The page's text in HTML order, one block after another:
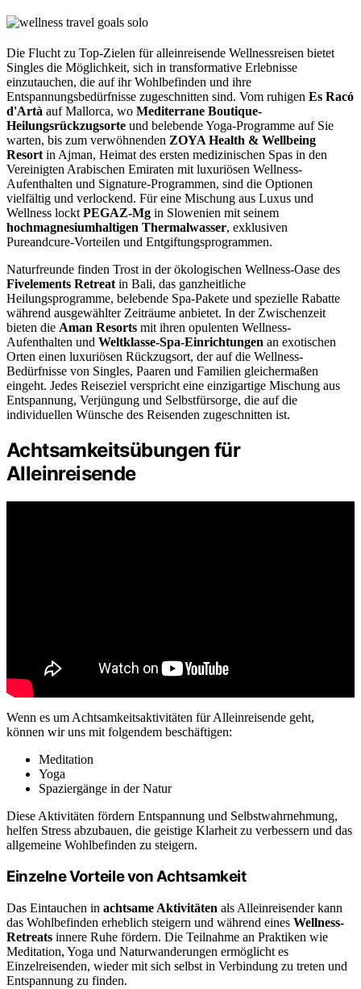
Die Flucht zu Top-Zielen für alleinreisende Wellnessreisen bietet
Singles die Möglichkeit, sich in transformative Erlebnisse
einzutauchen, die auf ihr Wohlbefinden und ihre
Entspannungsbedürfnisse zugeschnitten sind. Vom ruhigen Es Racó
d'Artà auf Mallorca, wo Mediterrane Boutique-
Heilungsrückzugsorte und belebende Yoga-Programme auf Sie
warten, bis zum verwöhnenden ZOYA Health & Wellbeing
Resort in Ajman, Heimat des ersten medizinischen Spas in den
Vereinigten Arabischen Emiraten mit luxuriösen Wellness-
Aufenthalten und Signature-Programmen, sind die Optionen
vielfältig und verlockend. Für eine Mischung aus Luxus und
Wellness lockt PEGAZ-Mg in Slowenien mit seinem
hochmagnesiumhaltigen Thermalwasser, exklusiven
Pureandcure-Vorteilen und Entgiftungsprogrammen.
Naturfreunde finden Trost in der ökologischen Wellness-Oase des
Fivelements Retreat in Bali, das ganzheitliche
Heilungsprogramme, belebende Spa-Pakete und spezielle Rabatte
während ausgewählter Zeiträume anbietet. In der Zwischenzeit
bieten die Aman Resorts mit ihren opulenten Wellness-
Aufenthalten und Weltklasse-Spa-Einrichtungen an exotischen
Orten einen luxuriösen Rückzugsort, der auf die Wellness-
Bedürfnisse von Singles, Paaren und Familien gleichermaßen
eingeht. Jedes Reiseziel verspricht eine einzigartige Mischung aus
Entspannung, Verjüngung und Selbstfürsorge, die auf die
individuellen Wünsche des Reisenden zugeschnitten ist.
Achtsamkeitsübungen für
Alleinreisende
Wenn es um Achtsamkeitsaktivitäten für Alleinreisende geht,
können wir uns mit folgendem beschäftigen:
Meditation
Yoga
Spaziergänge in der Natur
Diese Aktivitäten fördern Entspannung und Selbstwahrnehmung,
helfen Stress abzubauen, die geistige Klarheit zu verbessern und das
allgemeine Wohlbefinden zu steigern.
Einzelne Vorteile von Achtsamkeit
Das Eintauchen in achtsame Aktivitäten als Alleinreisender kann
das Wohlbefinden erheblich steigern und während eines Wellness-
Retreats innere Ruhe fördern. Die Teilnahme an Praktiken wie
Meditation, Yoga und Naturwanderungen ermöglicht es
Einzelreisenden, wieder mit sich selbst in Verbindung zu treten und
Entspannung zu finden.